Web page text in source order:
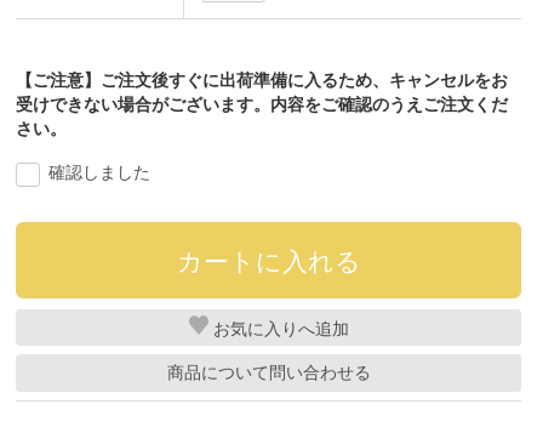
【ご注意】ご注文後すぐに出荷準備に入るため、キャンセルをお
受けできない場合がございます。内容をご確認のうえご注文くだ
さい。
確認しました
お気に入り
商品について問い合わせる